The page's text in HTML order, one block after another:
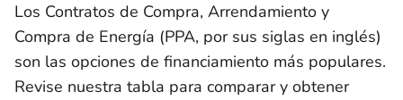
Los Contratos de Compra, Arrendamiento y
Compra de Energía (PPA, por sus siglas en inglés)
son las opciones de financiamiento más populares.
Revise nuestra tabla para comparar y obtener